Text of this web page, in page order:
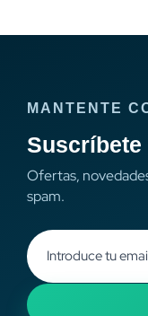
MANTENTE
Suscríbete
Ofertas,
spam.